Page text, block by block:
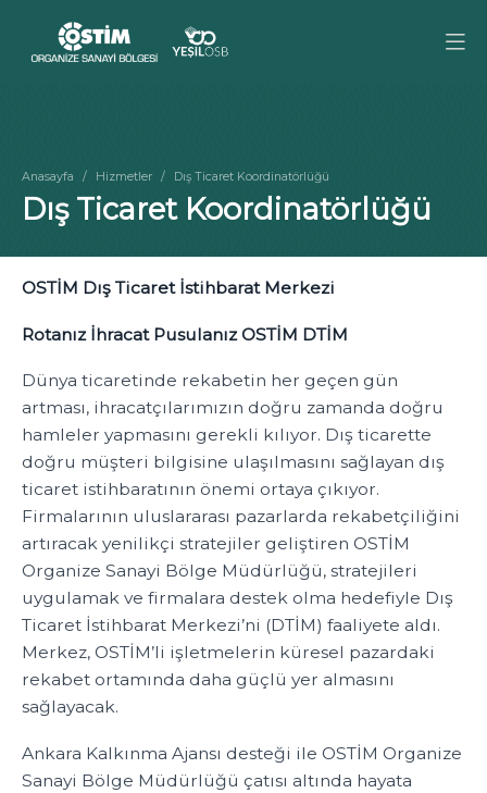
Anasayfa Hizmetler Dış Ticaret Koordinatörlüğü
Dış Ticaret Koordinatörlüğü
OSTİM Dış Ticaret İstihbarat Merkezi
Rotanız İhracat Pusulanız OSTİM DTİM
Dünya ticaretinde rekabetin her geçen gün
artması, ihracatçılarımızın doğru zamanda doğru
hamleler yapmasını gerekli kılıyor. Dış ticarette
doğru müşteri bilgisine ulaşılmasını sağlayan dış
ticaret istihbaratının önemi ortaya çıkıyor.
Firmalarının uluslararası pazarlarda rekabetçiliğini
artıracak yenilikçi stratejiler geliştiren OSTİM
Organize Sanayi Bölge Müdürlüğü, stratejileri
uygulamak ve firmalara destek olma hedefiyle Dış
Ticaret İstihbarat Merkezi’ni (DTİM) faaliyete aldı.
Merkez, OSTİM’li işletmelerin küresel pazardaki
rekabet ortamında daha güçlü yer almasını
sağlayacak.
Ankara Kalkınma Ajansı desteği ile OSTİM Organize
Sanayi Bölge Müdürlüğü çatısı altında hayata